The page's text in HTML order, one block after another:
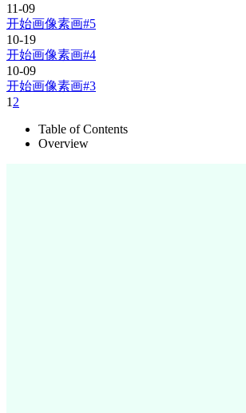
11-09
开始画像素画#5
10-19
开始画像素画#4
10-09
开始画像素画#3
1 2
Table of Contents
Overview